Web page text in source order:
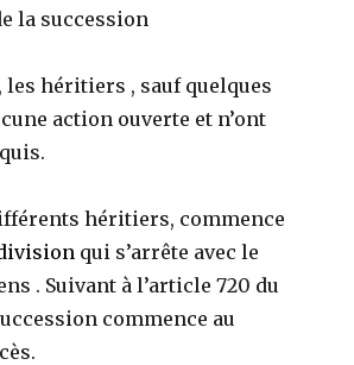
la succession
les héritiers , sauf quelques
action ouverte et n’ont
héritiers, commence
qui s’arrête avec le
. Suivant à l’article 720 du
commence au